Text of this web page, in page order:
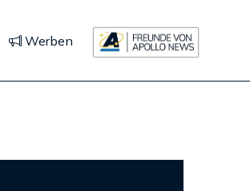
Werben